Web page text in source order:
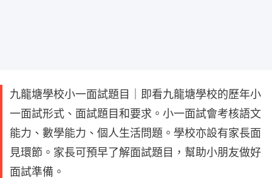
九龍塘學校小一面試題目｜即看九龍塘學校的歷年小
一面試形式、面試題目和要求。小一面試會考核語文
能力、數學能力、個人生活問題。學校亦設有家長面
見環節。家長可預早了解面試題目，幫助小朋友做好
面試準備。